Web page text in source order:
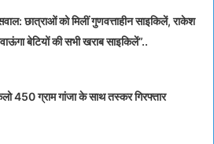
छात्राओं को मिलीं गुणवत्ताहीन साइकिलें, राकेश
बेटियों की सभी खराब साइकिलें”..
450 ग्राम गांजा के साथ तस्कर गिरफ्तार